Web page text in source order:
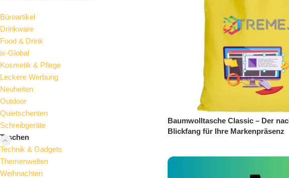
Büroartikel
Drinkware
Food & Drink
ix-Global
Kosmetik & Pflege
Leckere Werbung
Neuheiten
Outdoor
Quietschenten
Schreibgeräte
Taschen
Technik & Gadgets
Themenwelten
Weihnachten
Baumwolltasche Classic – Der
Blickfang für Ihre Markenpräsenz